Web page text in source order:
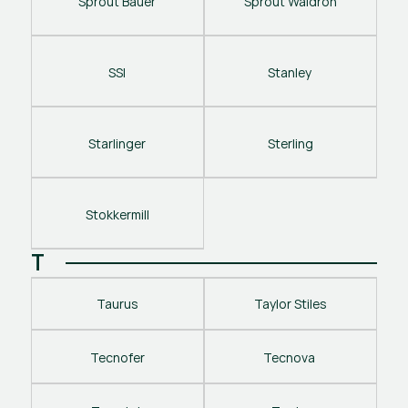
SSI Stanley
Starlinger Sterling
Stokkermill
T
Taurus Taylor Stiles
Tecnofer Tecnova